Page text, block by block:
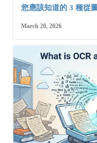
您應該知道的 3 種從
March 20, 2026